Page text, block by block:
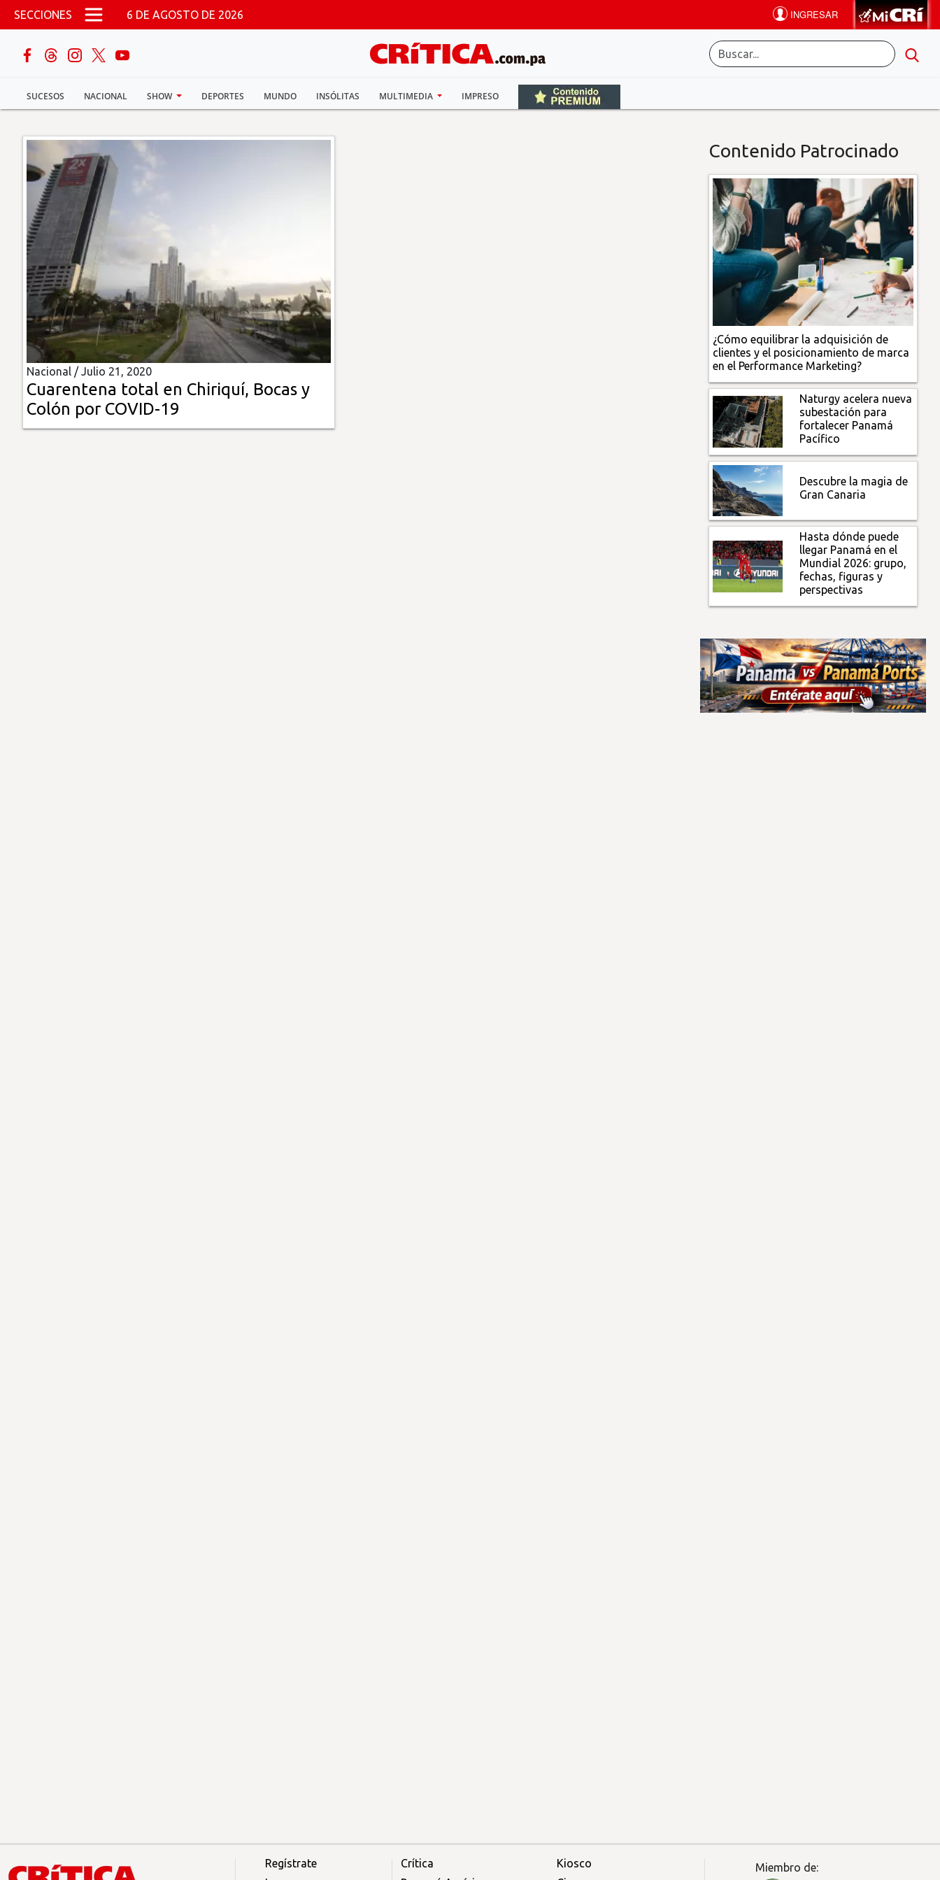
Pasar al contenido principal
SECCIONES 6 DE AGOSTO DE 2026
SUCESOS NACIONAL SHOW DEPORTES MUNDO INSÓLITAS MULTIMEDIA IMPRESO
buscar
Sucesos
Nacional
Política
Show
Deportes
Mundo
Insólitas
Multimedia
Impreso
Nacional /Julio 21, 2020
Cuarentena total en Chiriquí, Bocas y
Colón por COVID-19
Contenido Patrocinado
¿Cómo equilibrar la adquisición de
clientes y el posicionamiento de marca
en el Performance Marketing?
Naturgy acelera nueva
subestación para
fortalecer Panamá
Pacífico
Descubre la magia de
Gran Canaria
Hasta dónde puede
llegar Panamá en el
Mundial 2026: grupo,
fechas, figuras y
perspectivas
Regístrate
Crítica
Kiosco
Miembro de: